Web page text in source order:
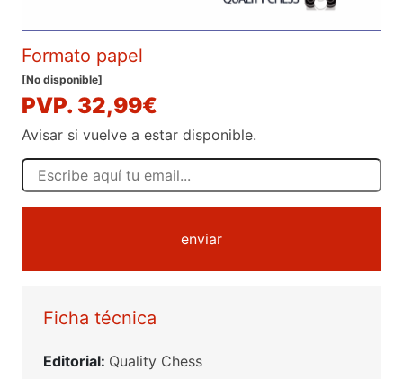
Formato papel
[No disponible]
PVP. 32,99€
Avisar si vuelve a estar disponible.
enviar
Ficha técnica
Editorial: Quality Chess